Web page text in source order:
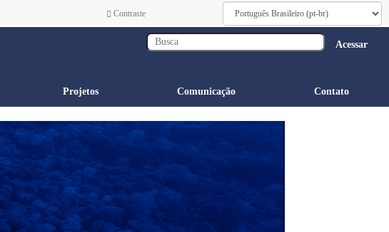
Contraste
Acessar
Projetos Comunicação Contato